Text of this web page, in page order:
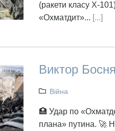
(ракети класу X-
«Охматдит»... [...]
Виктор
Війна
🏥 Удар по
плана» путина. 🚀